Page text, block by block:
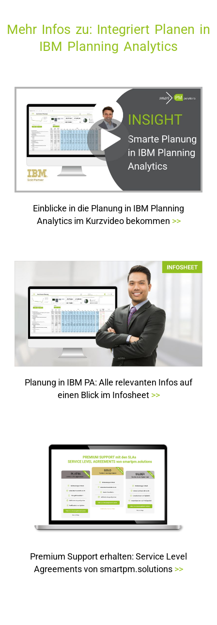
Mehr Infos zu: Integriert Planen in
IBM Planning Analytics
Einblicke in die Planung in IBM Planning
Analytics im Kurzvideo bekommen >>
Planung in IBM PA: Alle relevanten Infos auf
einen Blick im Infosheet >>
Premium Support erhalten: Service Level
Agreements von smartpm.solutions >>